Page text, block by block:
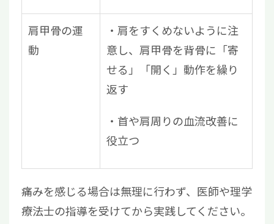
肩甲骨の運
動
・肩をすくめないように注
意し、肩甲骨を背骨に「寄
せる」「開く」動作を繰り
返す
・首や肩周りの血流改善に
役立つ
痛みを感じる場合は無理に行わず、医師や理学
療法士の指導を受けてから実践してください。